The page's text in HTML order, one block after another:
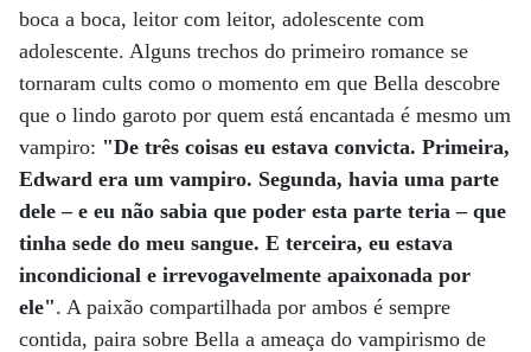
boca a boca, leitor com leitor, adolescente com
adolescente. Alguns trechos do primeiro romance se
tornaram cults como o momento em que Bella descobre
que o lindo garoto por quem está encantada é mesmo um
vampiro: "De três coisas eu estava convicta. Primeira,
Edward era um vampiro. Segunda, havia uma parte
dele – e eu não sabia que poder esta parte teria – que
tinha sede do meu sangue. E terceira, eu estava
incondicional e irrevogavelmente apaixonada por
ele". A paixão compartilhada por ambos é sempre
contida, paira sobre Bella a ameaça do vampirismo de